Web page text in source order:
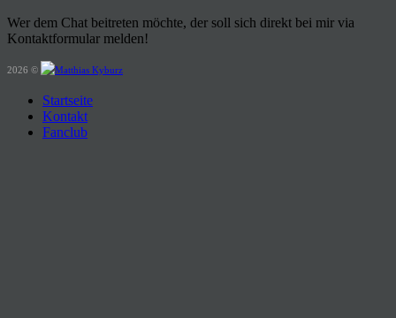
Wer dem Chat beitreten möchte, der soll sich direkt bei mir via
Kontaktformular melden!
2026 ©
Startseite
Kontakt
Fanclub